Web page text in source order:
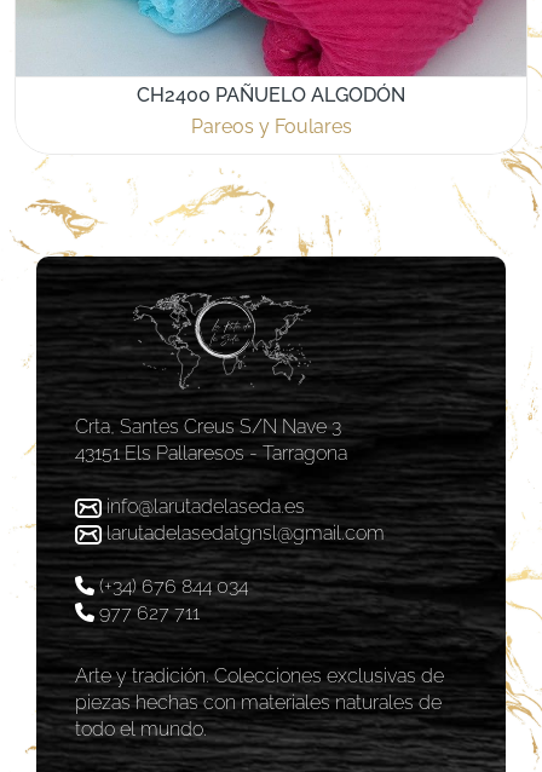
CH2400 PAÑUELO ALGODÓN
Pareos y Foulares
Crta, Santes Creus S/N Nave 3
43151 Els Pallaresos - Tarragona
info@larutadelaseda.es
larutadelasedatgnsl@gmail.com
(+34) 676 844 034
977 627 711
Arte y tradición. Colecciones exclusivas de
piezas hechas con materiales naturales de
todo el mundo.